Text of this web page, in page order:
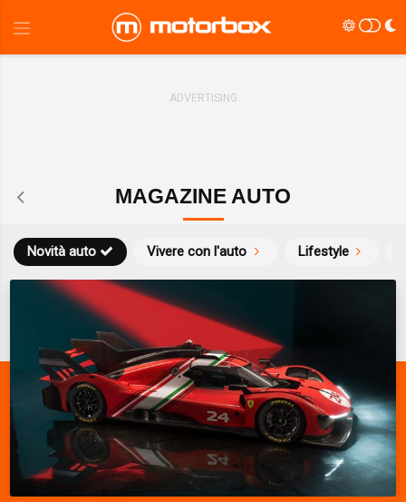
MAGAZINE AUTO
Novità auto Vivere con l'auto Lifestyle